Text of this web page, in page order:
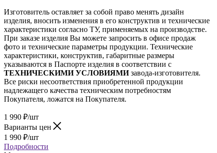
Изготовитель оставляет за собой право менять дизайн
изделия, вносить изменения в его конструктив и технические
характеристики согласно ТУ, применяемых на производстве.
При заказе изделия Вы можете запросить в офисе продаж
фото и технические параметры продукции. Технические
характеристики, конструктив, габаритные размеры
указываются в Паспорте изделия в соответствии с
ТЕХНИЧЕСКИМИ УСЛОВИЯМИзавода-изготовителя.
Все риски несоответствия приобретенной продукции
надлежащего качества техническим потребностям
Покупателя, ложатся на Покупателя.
1 990 ₽/шт
Варианты цен
1 990 ₽/шт
Подробности